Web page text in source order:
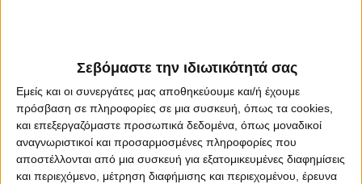
Σεβόμαστε την ιδιωτικότητά σας
Εμείς και οι συνεργάτες μας αποθηκεύουμε και/ή έχουμε
πρόσβαση σε πληροφορίες σε μια συσκευή, όπως τα cookies,
και επεξεργαζόμαστε προσωπικά δεδομένα, όπως μοναδικοί
αναγνωριστικοί και προσαρμοσμένες πληροφορίες που
αποστέλλονται από μια συσκευή για εξατομικευμένες διαφημίσεις
και περιεχόμενο, μέτρηση διαφήμισης και περιεχομένου, έρευνα
About Offradio Business Class Terms & Conditions
Privacy Policy
Designed & developed byporcupine colors&Fotis Alexandrou